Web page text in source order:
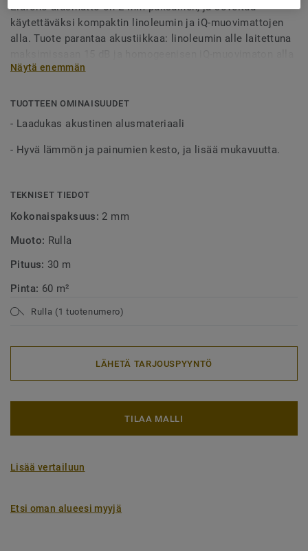
Elafono-alusmatto on 2 mm paksuinen, ja soveltuu
käytettäväksi kompaktin linoleumin ja iQ-muovimattojen
alla. Tuote parantaa akustiikkaa: linoleumin alle laitettuna
12 dB. Elafono parantaa myös huoneen akustiikkaa, ja
tuntua. Varastotuote.
Näytä enemmän
TUOTTEEN OMINAISUUDET
- Laadukas akustinen alusmateriaali
- Hyvä lämmön ja painumien kesto, ja lisää mukavuutta.
TEKNISET TIEDOT
Kokonaispaksuus: 2 mm
Muoto: Rulla
Pituus: 30 m
Pinta: 60 m²
Rulla (1 tuotenumero)
LÄHETÄ TARJOUSPYYNTÖ
TILAA MALLI
Lisää vertailuun
Etsi oman alueesi myyjä